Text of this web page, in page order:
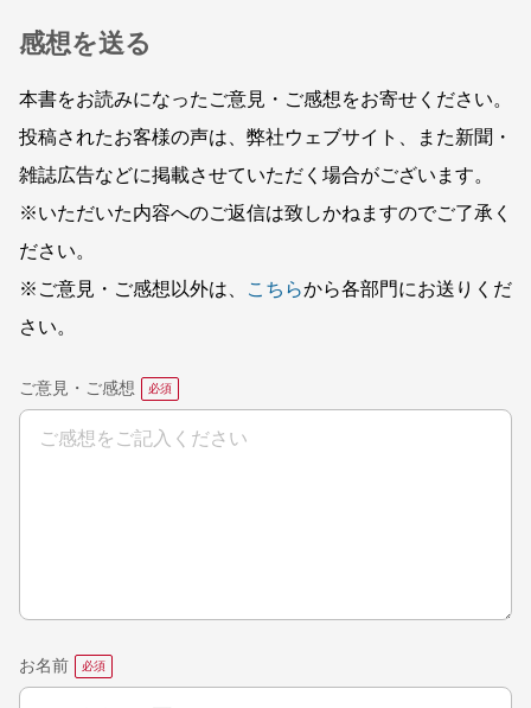
感想を送る
本書をお読みになったご意見・ご感想をお寄せください。
投稿されたお客様の声は、弊社ウェブサイト、また新聞・
雑誌広告などに掲載させていただく場合がございます。
※いただいた内容へのご返信は致しかねますのでご了承く
ださい。
※ご意見・ご感想以外は、
こちらから各部門にお送りくだ
さい。
ご意見・ご感想
お名前